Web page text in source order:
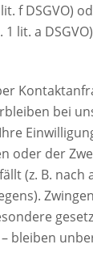
f DSGVO)
lit. a
bei
oder der
(z. B. nach
bleiben